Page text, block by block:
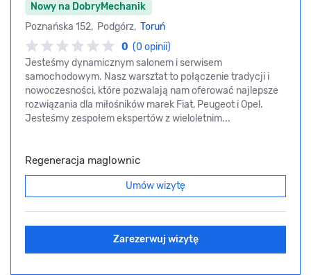
Nowy na DobryMechanik
Poznańska 152, Podgórz, Toruń
0 (0 opinii)
Jesteśmy dynamicznym salonem i serwisem
samochodowym. Nasz warsztat to połączenie tradycji i
nowoczesności, które pozwalają nam oferować najlepsze
rozwiązania dla miłośników marek Fiat, Peugeot i Opel.
Jesteśmy zespołem ekspertów z wieloletnim...
Regeneracja maglownic
Umów wizytę
Zarezerwuj wizytę